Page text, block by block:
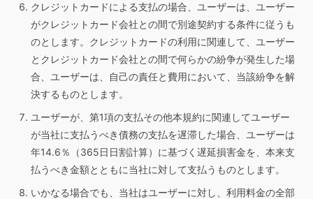
クレジットカードによる支払の場合、ユーザーは、ユーザー
がクレジットカード会社との間で別途契約する条件に従うも
のとします。クレジットカードの利用に関連して、ユーザー
とクレジットカード会社との間で何らかの紛争が発生した場
合、ユーザーは、自己の責任と費用において、当該紛争を解
決するものとします。
ユーザーが、第1項の支払その他本規約に関連してユーザー
が当社に支払うべき債務の支払を遅滞した場合、ユーザーは
年14.6％（365日日割計算）に基づく遅延損害金を、本来支
払うべき金額とともに当社に対して支払うものとします。
いかなる場合でも、当社はユーザーに対し、利用料金の全部